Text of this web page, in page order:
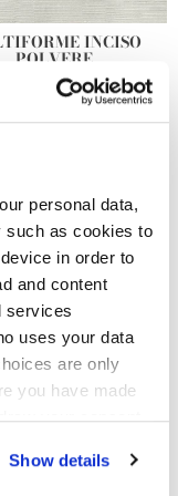
personal data,
such as cookies to
in order to
and content
services
uses your data
are only
you have made
your consent
Show details
INCISO
POLVERE
INCISO
SALVIA
EUFORIA